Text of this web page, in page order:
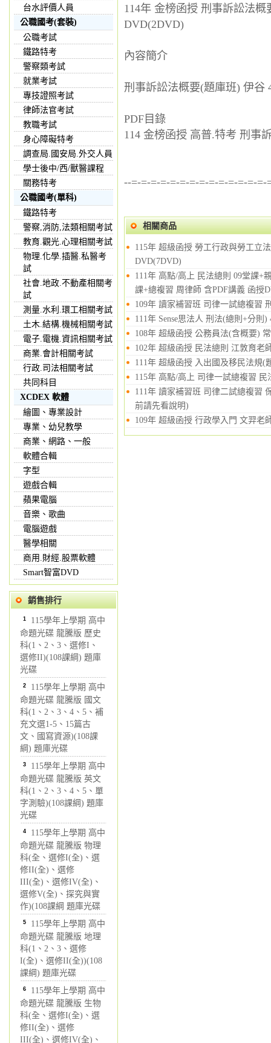
台水評價人員
公職國考(套裝)
公職考試
鐵路特考
警察類考試
就業考試
專技證照考試
律師法官考試
教職考試
身心障礙特考
調查局.國安局.外交人員
學士後中/西/獸醫課程
關務特考
公職國考(單科)
鐵路特考
警察,消防,法類相關考試
教育.觀光.心理相關考試
物理.化學.插醫.私醫考
試
社會.地政.不動產相關考
試
測量.水利.環工相關考試
土木.結構.機械相關考試
電子.電機.資訊相關考試
商業.會計相關考試
行政.司法相關考試
共同科目
XCDEX 軟體
繪圖、專業設計
專業、幼兒教學
商業、網路、一般
軟體合輯
字型
遊戲合輯
蘋果電腦
音樂、歌曲
電腦遊戲
醫學相關
商用.財經.股票軟體
Smart智富DVD
銷售排行
1 115學年上學期 高中
命題光碟 龍騰版 歷史
科(1、2、3、選修I、
選修II)(108課綱) 題庫
光碟
2 115學年上學期 高中
命題光碟 龍騰版 國文
科(1、2、3、4、5、補
充文選1-5、15篇古
文、國寫資源)(108課
綱) 題庫光碟
3 115學年上學期 高中
命題光碟 龍騰版 英文
科(1、2、3、4、5、單
字測驗)(108課綱) 題庫
光碟
4 115學年上學期 高中
命題光碟 龍騰版 物理
科(全、選修I(全)、選
修II(全)、選修
III(全)、選修IV(全)、
選修V(全)、探究與實
作)(108課綱 題庫光碟
5 115學年上學期 高中
命題光碟 龍騰版 地理
科(1、2、3、選修
I(全)、選修II(全))(108
課綱) 題庫光碟
6 115學年上學期 高中
命題光碟 龍騰版 生物
科(全、選修I(全)、選
修II(全)、選修
III(全)、選修IV(全)、
114年 金榜函授 刑事訴訟法
DVD(2DVD)
內容簡介
刑事訴訟法概要(題庫班) 伊谷
PDF目錄
114 金榜函授 高普.特考 刑事
--=-=-=-=-=-=-=-=-=-=-=-=-=-
相關商品
115年 超級函授 勞工行政與勞工立
DVD(7DVD)
111年 高點/高上 民法總則 09堂課+
課+總複習 周律師 含PDF講義 函授
109年 讀家補習班 司律一試總複習
111年 Sense思法人 刑法(總則+分
108年 超級函授 公務員法(含概要)
102年 超級函授 民法總則 江敦育老
111年 超級函授 入出國及移民法規(
115年 高點/高上 司律一試總複習
111年 讀家補習班 司律二試總複習
前請先看說明)
109年 超級函授 行政學入門 文羿老